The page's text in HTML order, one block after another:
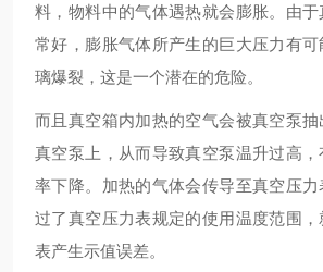
料，物料中的气体遇热就会膨胀。由
常好，膨胀气体所产生的巨大压力有
璃爆裂，这是一个潜在的危险。
而且真空箱内加热的空气会被真空泵
真空泵上，从而导致真空泵温升过高
率下降。加热的气体会传导至真空压
过了真空压力表规定的使用温度范围
表产生示值误差。